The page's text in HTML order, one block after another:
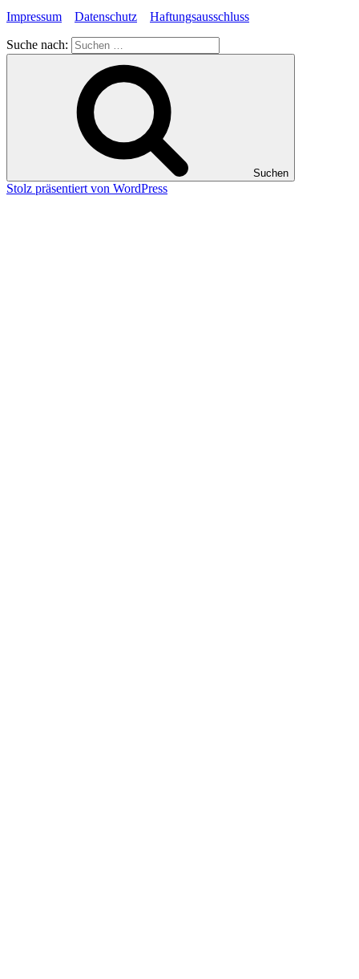
Impressum Datenschutz Haftungsausschluss
Suche nach:
Suchen
Stolz präsentiert von WordPress